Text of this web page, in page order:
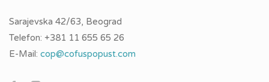
Sarajevska 42/63, Beograd
Telefon: +381 11 655 65 26
E-Mail: cop@cofuspopust.com